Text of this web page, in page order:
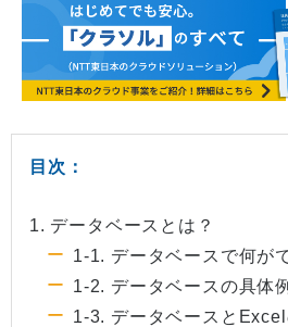
目次：
1. データベースとは？
1-1. データベースで何が
1-2. データベースの具体例
1-3. データベースとExcel